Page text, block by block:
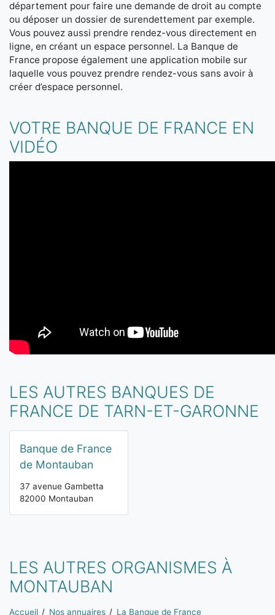
département pour faire une demande de droit au compte
ou déposer un dossier de surendettement par exemple.
Vous pouvez aussi prendre rendez-vous directement en
ligne, en créant un espace personnel. La Banque de
France propose également une application mobile sur
laquelle vous pouvez prendre rendez-vous sans avoir à
créer d’espace personnel.
VOTRE BANQUE DE FRANCE EN
VIDÉO
LES AUTRES BANQUES DE
FRANCE DE TARN-ET-GARONNE
Banque de France
de Montauban
37 avenue Gambetta
82000 Montauban
LES AUTRES ORGANISMES À
MONTAUBAN
Vous êtes ici:
Accueil Nos annuaires
La Banque de France